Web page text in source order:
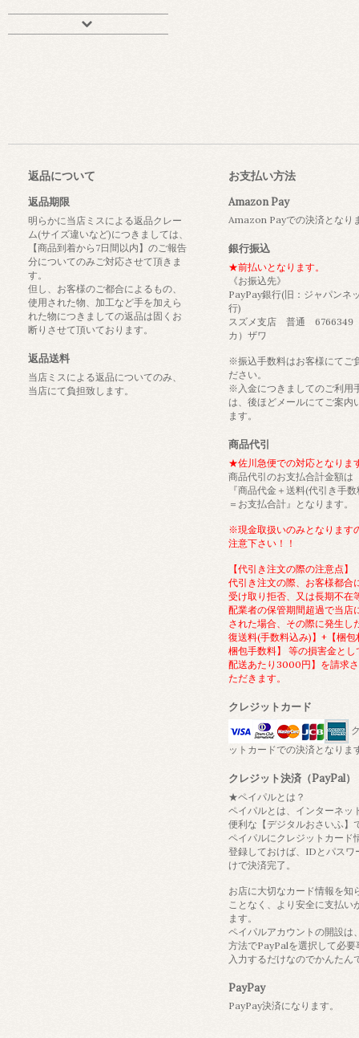
返品について
返品期限
明らかに当店ミスによる返品クレー
ム(サイズ違いなど)につきましては、
【商品到着から7日間以内】のご報告
分についてのみご対応させて頂きま
す。
但し、お客様のご都合によるもの、
使用された物、加工など手を加えら
れた物につきましての返品は固くお
断りさせて頂いております。
返品送料
当店ミスによる返品についてのみ、
当店にて負担致します。
お支払い方法
Amazon Pay
Amazon Payでの決済となり
銀行振込
★前払いとなります。
《お振込先》
PayPay銀行(旧：ジャパンネ
行)
スズメ支店 普通 6766349
カ）ザワ
※振込手数料はお客様にてご
ださい。
※入金につきましてのご利用
は、後ほどメールにてご案内
ます。
商品代引
★佐川急便での対応となりま
商品代引のお支払合計金額は
『商品代金＋送料(代引き手
＝お支払合計』となります。
※現金取扱いのみとなります
注意下さい！！
【代引き注文の際の注意点】
代引き注文の際、お客様都合
受け取り拒否、又は長期不在
配業者の保管期間超過で当店
された場合、その際に発生し
復送料(手数料込み)】+【梱包
梱包手数料】 等の損害金とし
配送あたり3000円】を請求
ただきます。
クレジットカード
ットカードでの決済となりま
クレジット決済（PayPal）
★ペイパルとは？
ペイパルとは、インターネッ
便利な【デジタルおさいふ】
ペイパルにクレジットカード
登録しておけば、IDとパスワ
けで決済完了。
お店に大切なカード情報を知
ことなく、より安全に支払い
ます。
ペイパルアカウントの開設は
方法でPayPalを選択して必要
入力するだけなのでかんたん
PayPay
PayPay決済になります。